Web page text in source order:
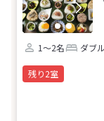
1～2名 ダブル
残り2室